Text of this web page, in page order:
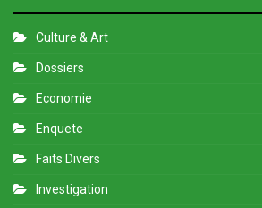
Culture & Art
Dossiers
Economie
Enquete
Faits Divers
Investigation